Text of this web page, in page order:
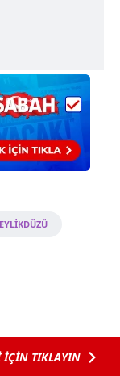
İÇİN TIKLAYIN